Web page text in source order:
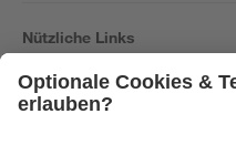
Nützliche Links